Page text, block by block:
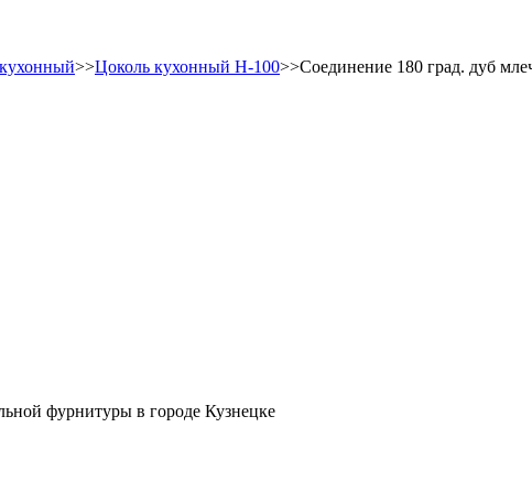
>>Цоколь кухонный Н-100>>Соединение 180 град. дуб
фурнитуры в городе Кузнецке